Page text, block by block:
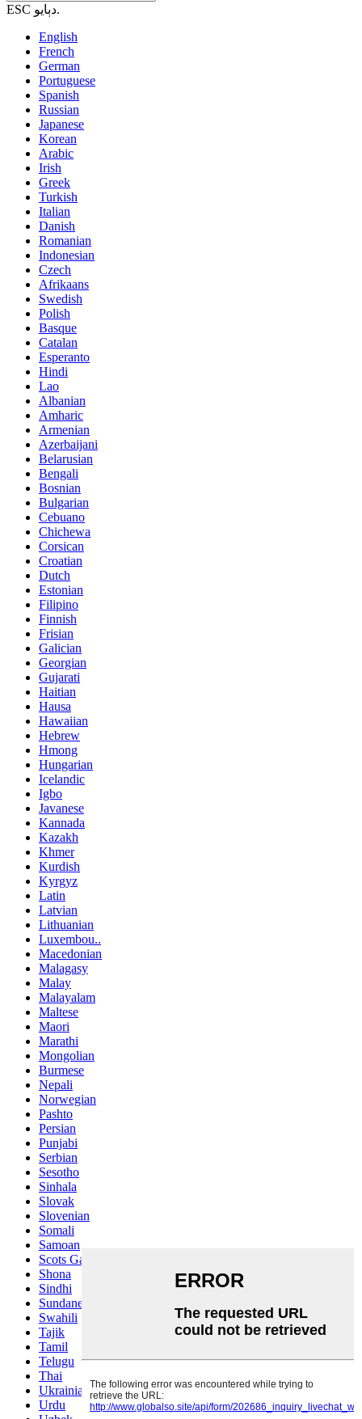
ESC دٻايو.
English
French
German
Portuguese
Spanish
Russian
Japanese
Korean
Arabic
Irish
Greek
Turkish
Italian
Danish
Romanian
Indonesian
Czech
Afrikaans
Swedish
Polish
Basque
Catalan
Esperanto
Hindi
Lao
Albanian
Amharic
Armenian
Azerbaijani
Belarusian
Bengali
Bosnian
Bulgarian
Cebuano
Chichewa
Corsican
Croatian
Dutch
Estonian
Filipino
Finnish
Frisian
Galician
Georgian
Gujarati
Haitian
Hausa
Hawaiian
Hebrew
Hmong
Hungarian
Icelandic
Igbo
Javanese
Kannada
Kazakh
Khmer
Kurdish
Kyrgyz
Latin
Latvian
Lithuanian
Luxembou..
Macedonian
Malagasy
Malay
Malayalam
Maltese
Maori
Marathi
Mongolian
Burmese
Nepali
Norwegian
Pashto
Persian
Punjabi
Serbian
Sesotho
Sinhala
Slovak
Slovenian
Somali
Samoan
Scots Gaelic
Shona
Sindhi
Sundanese
Swahili
Tajik
Tamil
Telugu
Thai
Ukrainian
Urdu